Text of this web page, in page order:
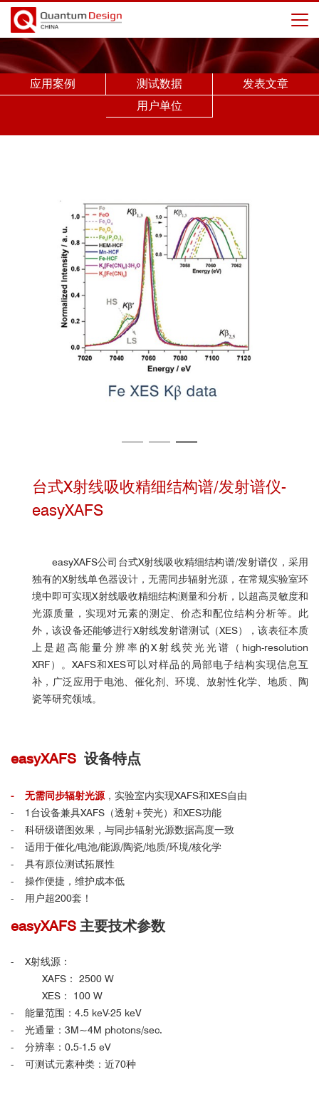
应用案例 测试数据
发表文章
用户单位
台式X射线吸收精细结构谱/发射谱仪-
easyXAFS
easyXAFS公司台式X射线吸收精细结构谱/发射谱仪，采用
独有的X射线单色器设计，无需同步辐射光源，在常规实验室环
境中即可实现X射线吸收精细结构测量和分析，以超高灵敏度和
光源质量，实现对元素的测定、价态和配位结构分析等。此
外，该设备还能够进行X射线发射谱测试（XES），该表征本质
上是超高能量分辨率的X射线荧光光谱（ high-resolution
XRF）。XAFS和XES可以对样品的局部电子结构实现信息互
补，广泛应用于电池、催化剂、环境、放射性化学、地质、陶
瓷等研究领域。
easyXAFS 设备特点
- 无需同步辐射光源 ，实验室内实现XAFS和XES自由
- 1台设备兼具XAFS（透射+荧光）和XES功能
- 科研级谱图效果，与同步辐射光源数据高度一致
- 适用于催化/电池/能源/陶瓷/地质/环境/核化学
- 具有原位测试拓展性
- 操作便捷，维护成本低
- 用户超200套！
easyXAFS 主要技术参数
- X射线源：
XAFS： 2500 W
XES： 100 W
- 能量范围：4.5 keV-25 keV
- 光通量：3M~4M photons/sec.
- 分辨率：0.5-1.5 eV
- 可测试元素种类：近70种